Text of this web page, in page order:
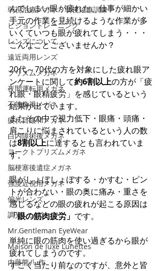
弱視治療メガネ・弱視治療訓練
ビジョントレーニング
レンズについて
遠近両用レンズ
プリズムメガネ
夜間運転用メガネ
不等像視メガネ
疲れ目緩和メガネ
白内障術後メガネ
ヨークトプリズムメガネ
脳梗塞後遺症メガネ
強度近視用メガネ
偏光レンズ
調光レンズ
Mr.Gentleman EyeWear
Maison de luxe Lunettes
内藤熊八 作
んでしまい眼が疲れた、仕事が細かい
手元の作業を見続けるような作業が多
いくていつも眼が疲れてしまう・・・
こんなことございませんか？
20代～70代の方を対象にした疲れ眼ア
ンケートに関して約6割以上の方が「疲
れ眼・眼精疲労」を感じているという
結果が出ています。
またその中で視力低下・眼痛・頭痛・
肩こりに悩まされているという人の数
は8割以上に達するとも言われていま
す。
眼がしょぼしょぼする・かすむ・ピン
トが合わない・眼の奥に痛み・重さを
感じるなどの眼の疲れが起こる原因は
「眼の筋肉疲労」 です。
単純に眼の筋肉を使い過ぎるから眼が
疲れてしまうのです。
すごく当たり前なのですが、意外と皆